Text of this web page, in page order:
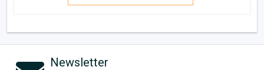
Newsletter